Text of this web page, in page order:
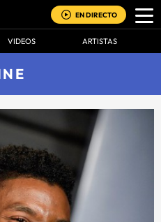
EN DIRECTO
VIDEOS ARTISTAS